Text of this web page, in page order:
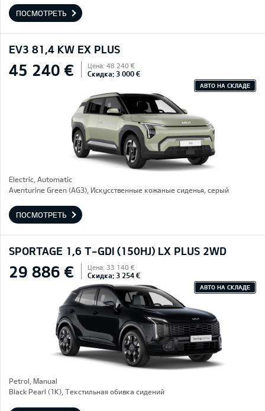
ПОСМОТРЕТЬ
EV3 81,4 KW EX PLUS
45 240 € Цена: 48 240 €
Скидка: 3 000 €
АВТО НА СКЛАДЕ
Electric, Automatic
Aventurine Green (AG3), Искусственные кожаные сиденья, серый
ПОСМОТРЕТЬ
SPORTAGE 1,6 T-GDI (150HJ) LX PLUS 2WD
29 886 € Цена: 33 140 €
Скидка: 3 254 €
АВТО НА СКЛАДЕ
Petrol, Manual
Black Pearl (1K), Текстильная обивка сидений